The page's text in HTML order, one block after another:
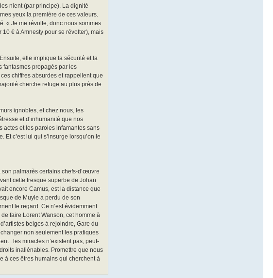
nient (par principe). La dignité
yeux la première de ces valeurs.
« Je me révolte, donc nous sommes
€ à Amnesty pour se révolter), mais
elle implique la sécurité et la
fantasmes propagés par les
chiffres absurdes et rappellent que
cherche refuge au plus près de
ignobles, et chez nous, les
et d’inhumanité que nos
actes et les paroles infamantes sans
c’est lui qui s’insurge lorsqu’on le
palmarès certains chefs-d’œuvre
cette fresque superbe de Johan
encore Camus, est la distance que
de Muyle a perdu de son
le regard. Ce n’est évidemment
faire Lorent Wanson, cet homme à
belges à rejoindre, Gare du
non seulement les pratiques
: les miracles n’existent pas, peut-
inaliénables. Promettre que nous
à ces êtres humains qui cherchent à